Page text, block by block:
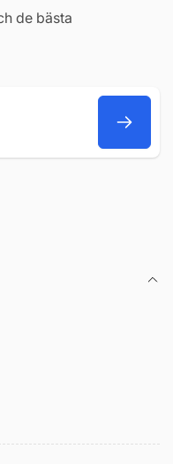
de bästa